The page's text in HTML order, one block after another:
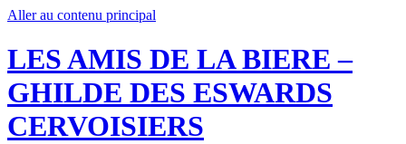
Aller au contenu principal
LES AMIS DE LA BIERE –
GHILDE DES ESWARDS
CERVOISIERS